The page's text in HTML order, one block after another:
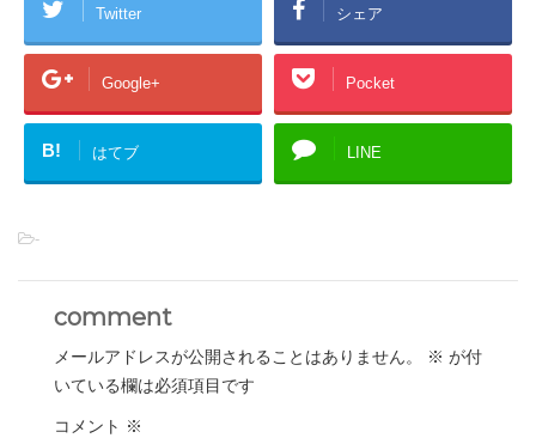
Twitter シェア
Google+ Pocket
B! はてブ LINE
-
comment
メールアドレスが公開されることはありません。 ※ が付
いている欄は必須項目です
コメント ※